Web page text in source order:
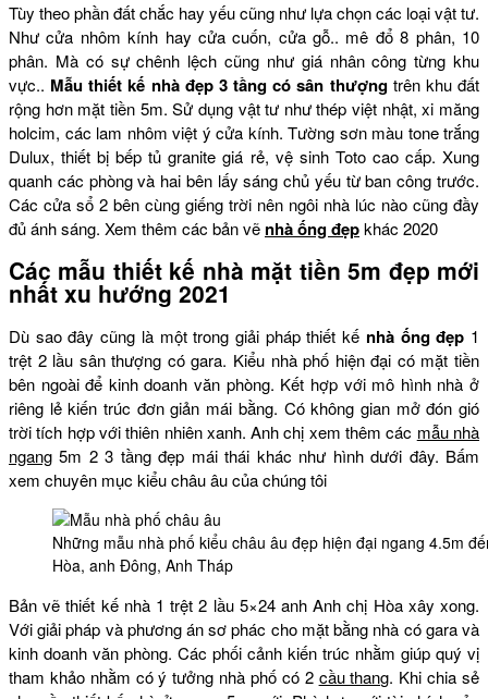
Tùy theo phần đất chắc hay yếu cũng như lựa chọn các loại vật tư.
Như cửa nhôm kính hay cửa cuốn, cửa gỗ.. mê đổ 8 phân, 10
phân. Mà có sự chênh lệch cũng như giá nhân công từng khu
vực.. Mẫu thiết kế nhà đẹp 3 tầng có sân thượngtrên khu đất
rộng hơn mặt tiền 5m. Sử dụng vật tư như thép việt nhật, xi măng
holcim, các lam nhôm việt ý cửa kính. Tường sơn màu tone trắng
Dulux, thiết bị bếp tủ granite giá rẻ, vệ sinh Toto cao cấp. Xung
quanh các phòng và hai bên lấy sáng chủ yếu từ ban công trước.
Các cửa sổ 2 bên cùng giếng trời nên ngôi nhà lúc nào cũng đầy
đủ ánh sáng. Xem thêm các bản vẽ nhà ống đẹpkhác 2020
Các mẫu thiết kế nhà mặt tiền 5m đẹp mới
nhất xu hướng 2021
Dù sao đây cũng là một trong giải pháp thiết kế nhà ống đẹp 1
trệt 2 lầu sân thượng có gara. Kiểu nhà phố hiện đại có mặt tiền
bên ngoài để kinh doanh văn phòng. Kết hợp với mô hình nhà ở
riêng lẻ kiến trúc đơn giản mái bằng. Có không gian mở đón gió
trời tích hợp với thiên nhiên xanh. Anh chị xem thêm các mẫu nhà
ngang 5m 2 3 tầng đẹp mái thái khác như hình dưới đây. Bấm
xem chuyên mục kiểu châu âu của chúng tôi
Những mẫu nhà phố kiểu châu âu đẹp hiện đại ngang 4.5m
Hòa, anh Đông, Anh Tháp
Bản vẽ thiết kế nhà 1 trệt 2 lầu 5×24 anh Anh chị Hòa xây xong.
Với giải pháp và phương án sơ phác cho mặt bằng nhà có gara và
kinh doanh văn phòng. Các phối cảnh kiến trúc nhằm giúp quý vị
tham khảo nhằm có ý tưởng nhà phố có 2 cầu thang. Khi chia sẻ